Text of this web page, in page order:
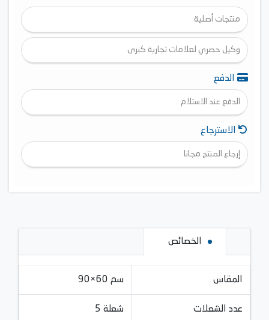
منتجات أصلية
وكيل حصري لعلامات تجارية كبرى
الدفع
الدفع عند الاستلام
الاسترجاع
إرجاع المنتج مجانا
الخصائص
المقاس 90×60 سم
عدد الشعلات 5 شعلة